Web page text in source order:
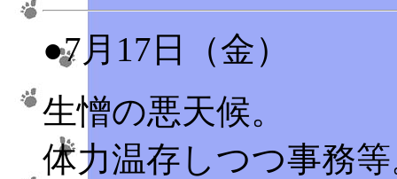
●7月17日（金）
生憎の悪天候。
体力温存しつつ事務